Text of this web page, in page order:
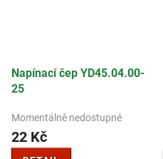
Napínací čep YD45.04.00-
25
Momentálně nedostupné
22 Kč